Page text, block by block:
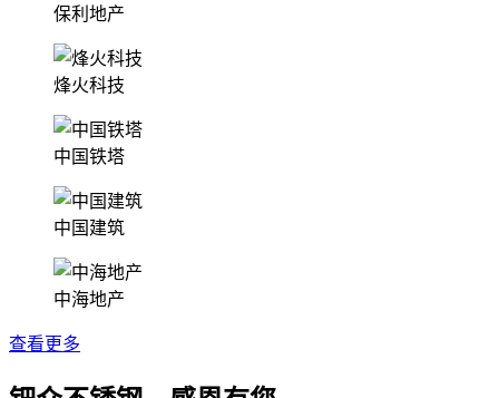
保利地产
烽火科技
中国铁塔
中国建筑
中海地产
查看更多